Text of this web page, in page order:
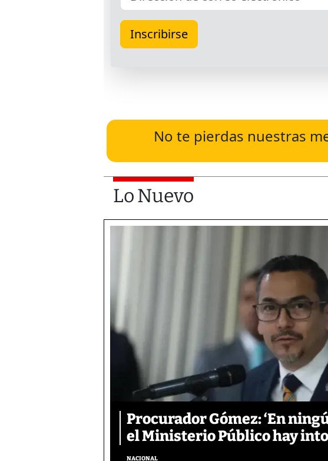
No te pierdas nuestras
Lo Nuevo
Procurador Gómez: ‘En
el Ministerio Público hay
NACIONAL